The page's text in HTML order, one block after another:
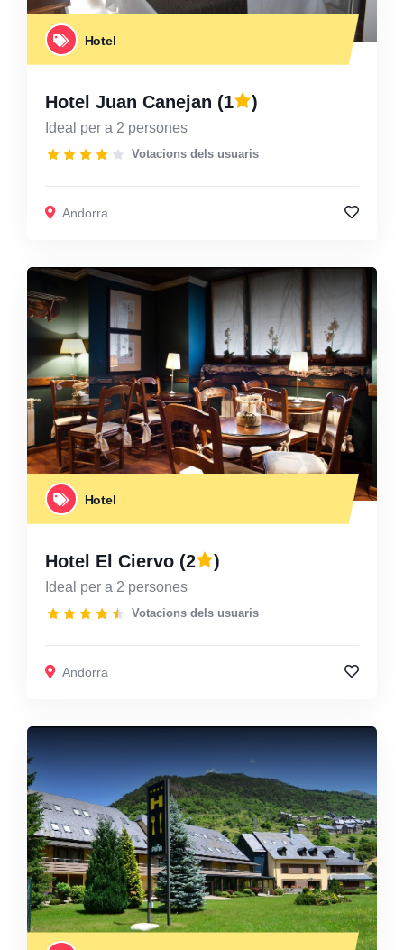
Hotel
Hotel Juan Canejan (1 )
Ideal per a 2 persones
Votacions dels usuaris
Andorra
Hotel
Hotel El Ciervo (2 )
Ideal per a 2 persones
Votacions dels usuaris
Andorra